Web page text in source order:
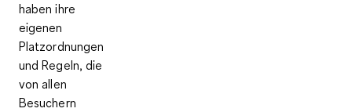
haben ihre
eigenen
Platzordnungen
und Regeln, die
von allen
Besuchern